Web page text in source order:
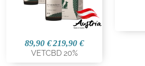
89,90 €219,90 €
VETCBD 20%